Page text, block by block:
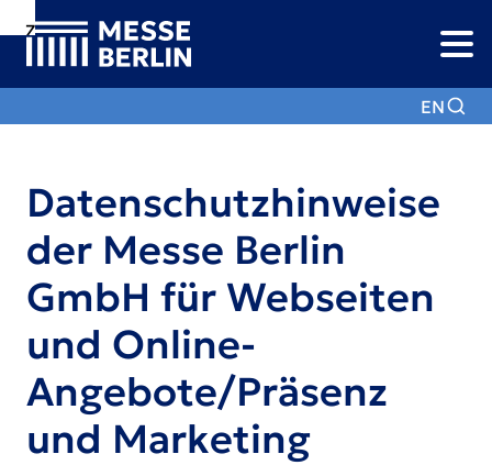
Zur
Navigation
Zur
Suche
Zum
Hauptinhalt
EN
Datenschutzhinweise
der Messe Berlin
GmbH für Webseiten
und Online-
Angebote/Präsenz
und Marketing